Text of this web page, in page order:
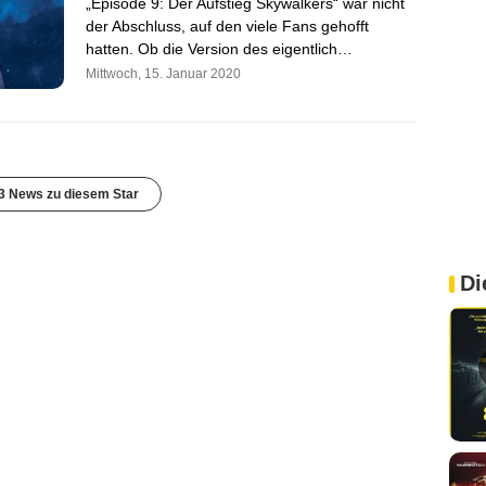
der Abschluss, auf den viele Fans gehofft
hatten. Ob die Version des eigentlich…
Mittwoch, 15. Januar 2020
News zu diesem Star